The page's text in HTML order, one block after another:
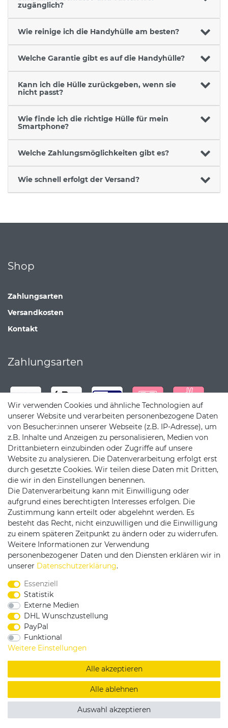
zugänglich?
Wie reinige ich die Handyhülle am besten?
Welche Garantie gibt es auf die Handyhülle?
Kann ich die Hülle zurückgeben, wenn sie
nicht passt?
Wie finde ich die richtige Hülle für mein
Smartphone?
Welche Zahlungsmöglichkeiten gibt es?
Wie schnell erfolgt der Versand?
Shop
Zahlungsarten
Versandkosten
Kontakt
Zahlungsarten
Versandpartner
Service & Kontakt
Rufen Sie uns an unter:
0375 - 21459172
Widerrufsrecht |
Impressum
Copyright by König Design
DESIGNED BYKS-COMMERCE
Wir verwenden Cookies und ähnliche Technologien auf
unserer Website und verarbeiten personenbezogene Daten
von Besucher:innen unserer Webseite (z.B. IP-Adresse), um
z.B. Inhalte und Anzeigen zu personalisieren, Medien von
Drittanbietern einzubinden oder Zugriffe auf unsere
Website zu analysieren. Die Datenverarbeitung erfolgt erst
durch gesetzte Cookies. Wir teilen diese Daten mit Dritten,
die wir in den Einstellungen benennen.
Die Datenverarbeitung kann mit Einwilligung oder
aufgrund eines berechtigten Interesses erfolgen. Die
Zustimmung kann erteilt oder abgelehnt werden. Es
besteht das Recht, nicht einzuwilligen und die Einwilligung
zu einem späteren Zeitpunkt zu ändern oder zu widerrufen.
Weitere Informationen zur Verwendung
personenbezogener Daten und den Diensten erklären wir in
unserer Daten­schutz­erklärung.
Essenziell
Statistik
Externe Medien
DHL Wunschzustellung
PayPal
Funktional
Weitere Einstellungen
Alle akzeptieren
Alle ablehnen
Auswahl akzeptieren